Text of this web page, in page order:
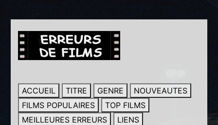
ACCUEIL TITRE GENRE
NOUVEAUTES
FILMS POPULAIRES
TOP FILMS
MEILLEURES ERREURS
LIENS